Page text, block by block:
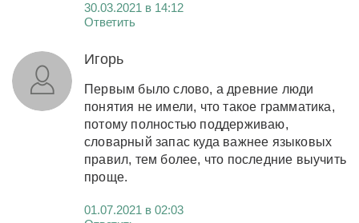
30.03.2021 в 14:12
Ответить
Игорь
Первым было слово, а древние люди
понятия не имели, что такое грамматика,
потому полностью поддерживаю,
словарный запас куда важнее языковых
правил, тем более, что последние выучить
проще.
01.07.2021 в 02:03